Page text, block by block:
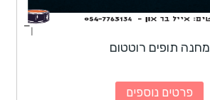
מחנה תופים רוטטום
פרטים נוספים